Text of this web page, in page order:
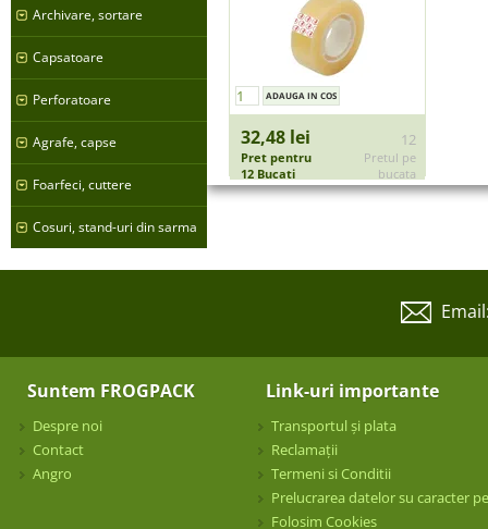
Archivare, sortare
Capsatoare
Perforatoare
Agrafe, capse
Foarfeci, cuttere
Cosuri, stand-uri din sarma
32,48 lei
Pret pentru
12 Bucati
12
Pretul pe
bucata
Suntem FROGPACK
Despre noi
Contact
Angro
Link-uri importante
Transportul și plata
Reclamații
Termeni si Conditii
Prelucrarea datelor su caracter
Folosim Cookies